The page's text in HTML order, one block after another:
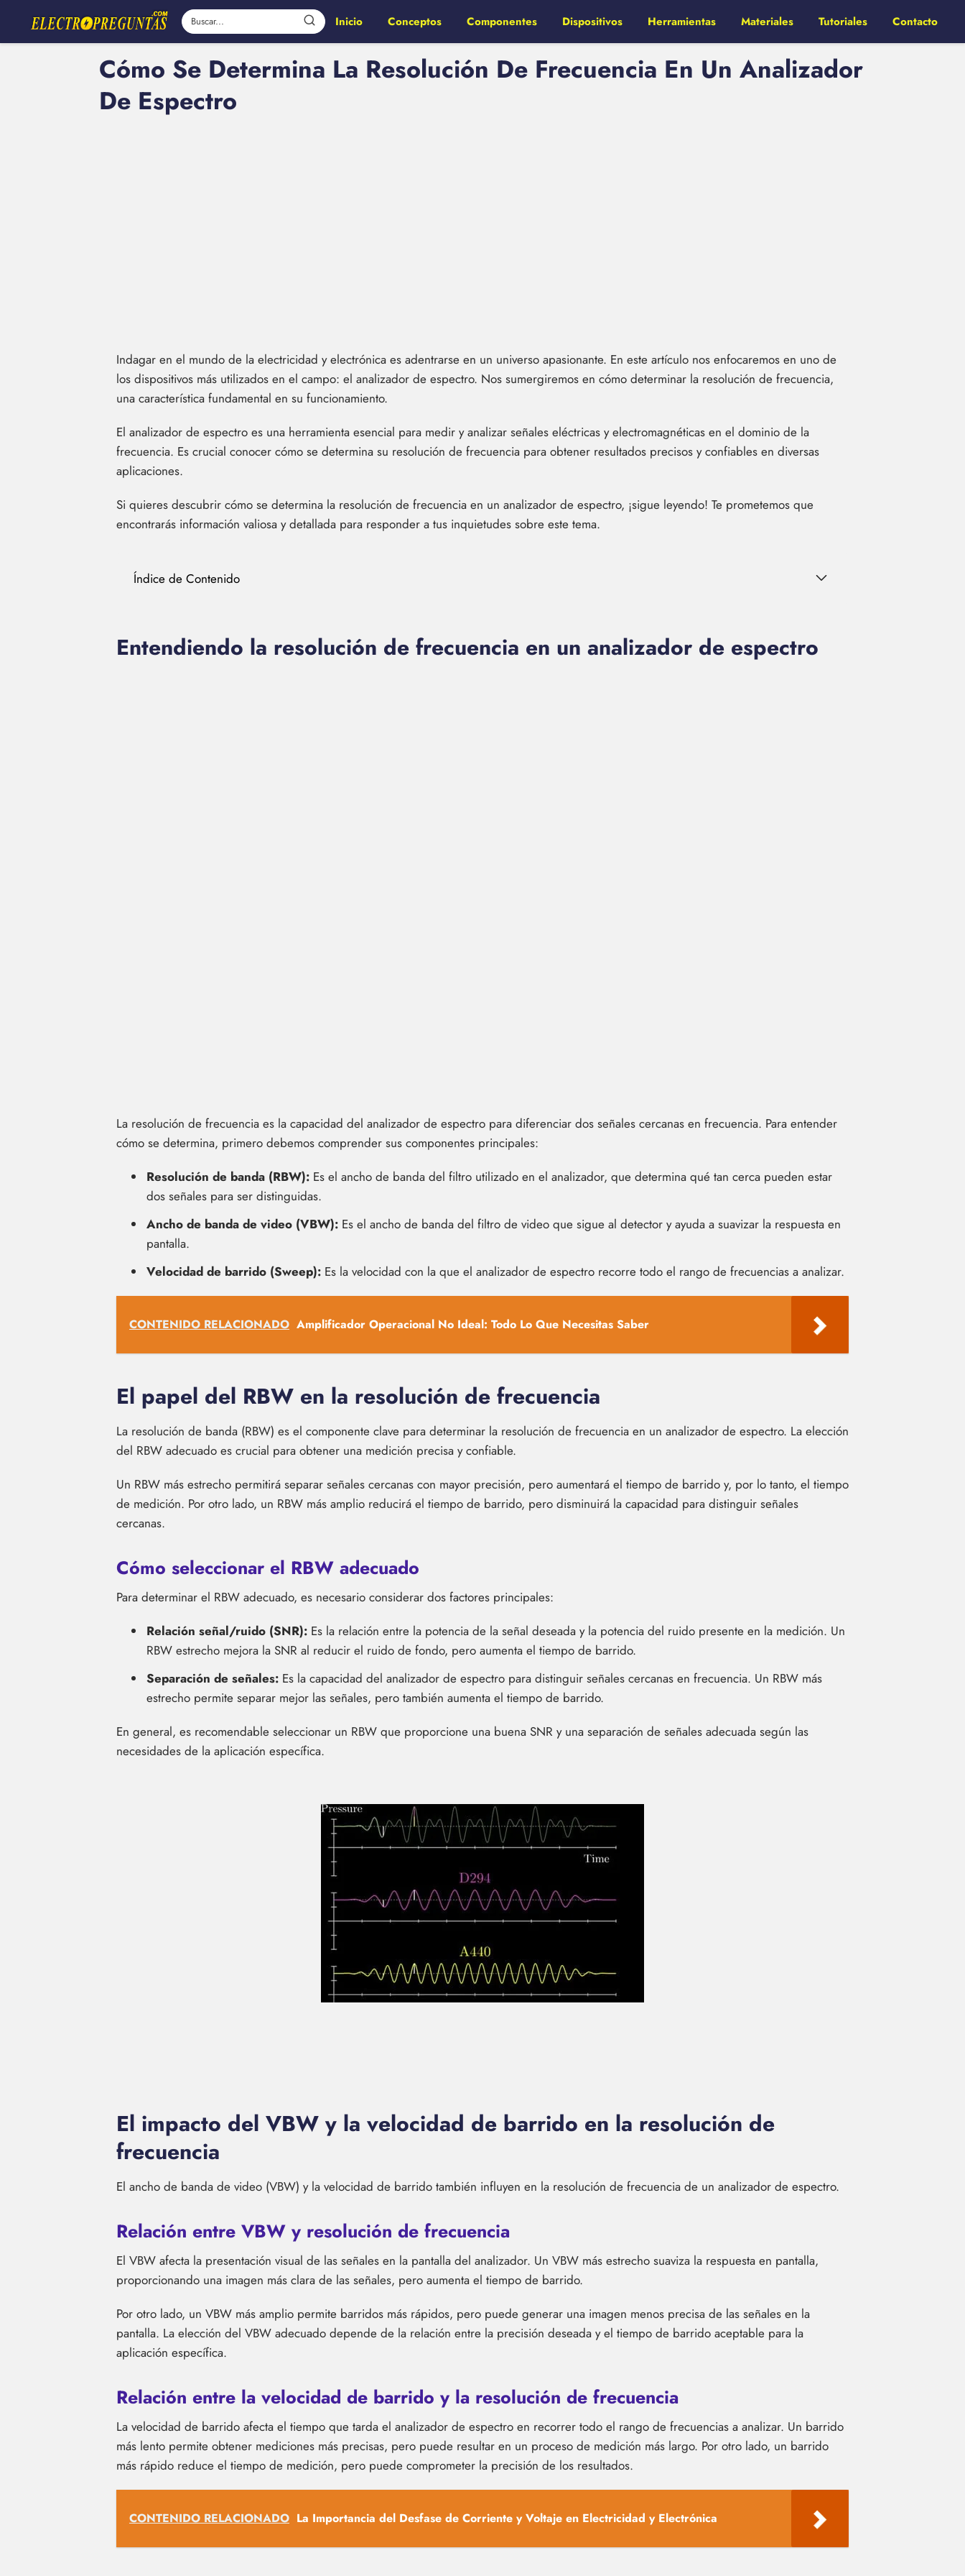
Inicio Conceptos Componentes Dispositivos Herramientas Materiales Tutoriales Contacto
Cómo Se Determina La Resolución De Frecuencia En Un Analizador
De Espectro
Indagar en el mundo de la electricidad y electrónica es adentrarse en un universo apasionante. En este artículo nos enfocaremos en uno de
los dispositivos más utilizados en el campo: el analizador de espectro. Nos sumergiremos en cómo determinar la resolución de frecuencia,
una característica fundamental en su funcionamiento.
El analizador de espectro es una herramienta esencial para medir y analizar señales eléctricas y electromagnéticas en el dominio de la
frecuencia. Es crucial conocer cómo se determina su resolución de frecuencia para obtener resultados precisos y confiables en diversas
aplicaciones.
Si quieres descubrir cómo se determina la resolución de frecuencia en un analizador de espectro, ¡sigue leyendo! Te prometemos que
encontrarás información valiosa y detallada para responder a tus inquietudes sobre este tema.
Índice de Contenido
Entendiendo la resolución de frecuencia en un analizador de espectro
La resolución de frecuencia es la capacidad del analizador de espectro para diferenciar dos señales cercanas en frecuencia. Para entender
cómo se determina, primero debemos comprender sus componentes principales:
Resolución de banda (RBW): Es el ancho de banda del filtro utilizado en el analizador, que determina qué tan cerca pueden estar
dos señales para ser distinguidas.
Ancho de banda de video (VBW): Es el ancho de banda del filtro de video que sigue al detector y ayuda a suavizar la respuesta en
pantalla.
Velocidad de barrido (Sweep): Es la velocidad con la que el analizador de espectro recorre todo el rango de frecuencias a analizar.
CONTENIDO RELACIONADO Amplificador Operacional No Ideal: Todo Lo Que Necesitas Saber
El papel del RBW en la resolución de frecuencia
La resolución de banda (RBW) es el componente clave para determinar la resolución de frecuencia en un analizador de espectro. La elección
del RBW adecuado es crucial para obtener una medición precisa y confiable.
Un RBW más estrecho permitirá separar señales cercanas con mayor precisión, pero aumentará el tiempo de barrido y, por lo tanto, el tiempo
de medición. Por otro lado, un RBW más amplio reducirá el tiempo de barrido, pero disminuirá la capacidad para distinguir señales
cercanas.
Cómo seleccionar el RBW adecuado
Para determinar el RBW adecuado, es necesario considerar dos factores principales:
Relación señal/ruido (SNR): Es la relación entre la potencia de la señal deseada y la potencia del ruido presente en la medición. Un
RBW estrecho mejora la SNR al reducir el ruido de fondo, pero aumenta el tiempo de barrido.
Separación de señales: Es la capacidad del analizador de espectro para distinguir señales cercanas en frecuencia. Un RBW más
estrecho permite separar mejor las señales, pero también aumenta el tiempo de barrido.
En general, es recomendable seleccionar un RBW que proporcione una buena SNR y una separación de señales adecuada según las
necesidades de la aplicación específica.
El impacto del VBW y la velocidad de barrido en la resolución de
frecuencia
El ancho de banda de video (VBW) y la velocidad de barrido también influyen en la resolución de frecuencia de un analizador de espectro.
Relación entre VBW y resolución de frecuencia
El VBW afecta la presentación visual de las señales en la pantalla del analizador. Un VBW más estrecho suaviza la respuesta en pantalla,
proporcionando una imagen más clara de las señales, pero aumenta el tiempo de barrido.
Por otro lado, un VBW más amplio permite barridos más rápidos, pero puede generar una imagen menos precisa de las señales en la
pantalla. La elección del VBW adecuado depende de la relación entre la precisión deseada y el tiempo de barrido aceptable para la
aplicación específica.
Relación entre la velocidad de barrido y la resolución de frecuencia
La velocidad de barrido afecta el tiempo que tarda el analizador de espectro en recorrer todo el rango de frecuencias a analizar. Un barrido
más lento permite obtener mediciones más precisas, pero puede resultar en un proceso de medición más largo. Por otro lado, un barrido
más rápido reduce el tiempo de medición, pero puede comprometer la precisión de los resultados.
CONTENIDO RELACIONADO La Importancia del Desfase de Corriente y Voltaje en Electricidad y Electrónica